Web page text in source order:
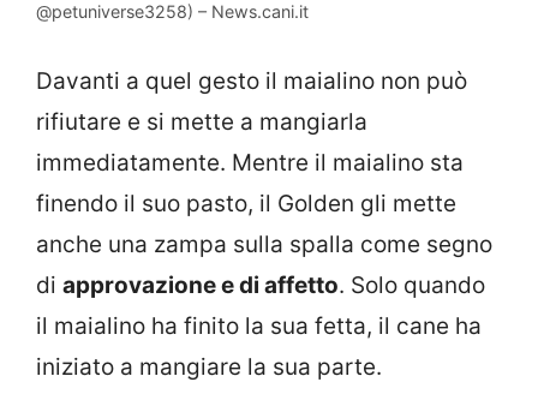
@petuniverse3258) – News.cani.it
Davanti a quel gesto il maialino non può
rifiutare e si mette a mangiarla
immediatamente. Mentre il maialino sta
finendo il suo pasto, il Golden gli mette
anche una zampa sulla spalla come segno
di approvazione e di affetto. Solo quando
il maialino ha finito la sua fetta, il cane ha
iniziato a mangiare la sua parte.